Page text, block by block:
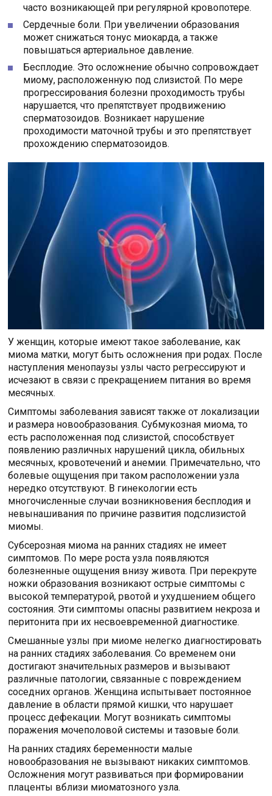
часто возникающей при регулярной кровопотере.
Сердечные боли. При увеличении образования
может снижаться тонус миокарда, а также
повышаться артериальное давление.
Бесплодие. Это осложнение обычно сопровождает
миому, расположенную под слизистой. По мере
прогрессирования болезни проходимость трубы
нарушается, что препятствует продвижению
сперматозоидов. Возникает нарушение
проходимости маточной трубы и это препятствует
прохождению сперматозоидов.
У женщин, которые имеют такое заболевание, как
миома матки, могут быть осложнения при родах. После
наступления менопаузы узлы часто регрессируют и
исчезают в связи с прекращением питания во время
месячных.
Симптомы заболевания зависят также от локализации
и размера новообразования. Субмукозная миома, то
есть расположенная под слизистой, способствует
появлению различных нарушений цикла, обильных
месячных, кровотечений и анемии. Примечательно, что
болевые ощущения при таком расположении узла
нередко отсутствуют. В гинекологии есть
многочисленные случаи возникновения бесплодия и
невынашивания по причине развития подслизистой
миомы.
Субсерозная миома на ранних стадиях не имеет
симптомов. По мере роста узла появляются
болезненные ощущения внизу живота. При перекруте
ножки образования возникают острые симптомы с
высокой температурой, рвотой и ухудшением общего
состояния. Эти симптомы опасны развитием некроза и
перитонита при их несвоевременной диагностике.
Смешанные узлы при миоме нелегко диагностировать
на ранних стадиях заболевания. Со временем они
достигают значительных размеров и вызывают
различные патологии, связанные с повреждением
соседних органов. Женщина испытывает постоянное
давление в области прямой кишки, что нарушает
процесс дефекации. Могут возникать симптомы
поражения мочеполовой системы и тазовые боли.
На ранних стадиях беременности малые
новообразования не вызывают никаких симптомов.
Осложнения могут развиваться при формировании
плаценты вблизи миоматозного узла.